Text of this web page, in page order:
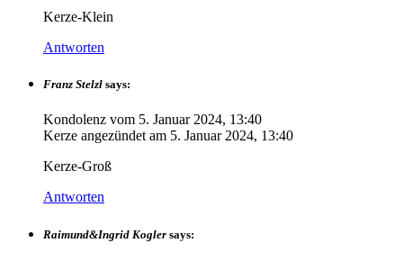
Kerze-Klein
Antworten
Franz Stelzl says:
Kondolenz vom 5. Januar 2024, 13:40
Kerze angezündet am 5. Januar 2024, 13:40
Kerze-Groß
Antworten
Raimund&Ingrid Kogler says: